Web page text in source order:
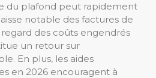
du plafond peut rapidement
notable des factures de
des coûts engendrés
un retour sur
En plus, les aides
en 2026 encouragent à